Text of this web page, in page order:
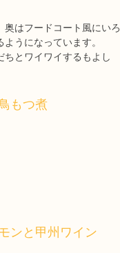
はフードコート風にいろ
うになっています。
とワイワイするもよし
もつ煮
ンと甲州ワイン